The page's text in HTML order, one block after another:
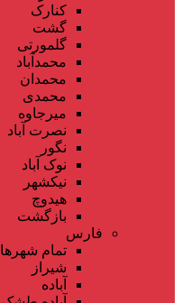
کنارک
گشت
گلمورتی
محمدآباد
محمدان
محمدی
میرجاوه
نصرت آباد
نگور
نوک آباد
نیکشهر
هیدوچ
بازگشت
فارس
تمام شهر‌ها
شیراز
آباده